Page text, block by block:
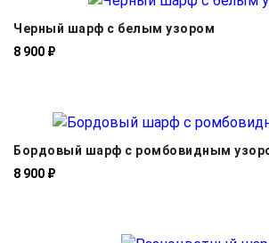
Черный шарф с белым узором
8 900 ₽
Бордовый шарф с ромбовидным
8 900 ₽